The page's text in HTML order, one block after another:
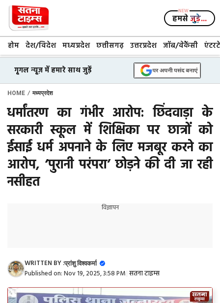
Skip
content
हमसेजुड़े...
होम देश/विदेश मध्यप्रदेश छत्तीसगढ़ उत्तरप्रदेश जॉब/वेकैंसी
गूगल न्यूज़ में हमारे साथ जुड़ें
HOME / मध्यप्रदेश
धर्मांतरण का गंभीर आरोप: छिंदवाड़ा के
सरकारी स्कूल में शिक्षिका पर छात्रों को
ईसाई धर्म अपनाने के लिए मजबूर करने का
आरोप, ‘पुरानी परंपरा’ छोड़ने की दी जा रही
नसीहत
विज्ञापन
WRITTEN BY :प्रांशु विश्वकर्मा
Published on:Nov 19, 2025, 3:58 PM सतना टाइम्स